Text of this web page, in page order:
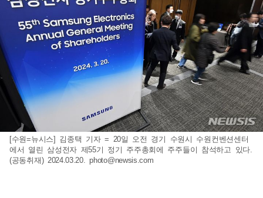
[수원=뉴시스] 김종택 기자 = 20일 오전 경기 수원시 수원컨벤션센터
에서 열린 삼성전자 제55기 정기 주주총회에 주주들이 참석하고 있다.
(공동취재) 2024.03.20.photo@newsis.com